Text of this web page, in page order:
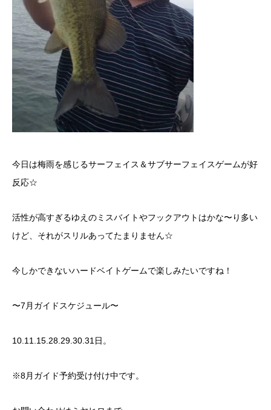
今日は梅雨を感じるサーフェイス＆サブサーフェイスゲームが好
反応☆
活性が高すぎるゆえのミスバイトやフックアウトはかな〜り多い
けど、それがスリルあってたまりません☆
今しかできないハードベイトゲームで楽しみたいですね！
〜7月ガイドスケジュール〜
10.11.15.28.29.30.31日。
※8月ガイド予約受け付け中です。